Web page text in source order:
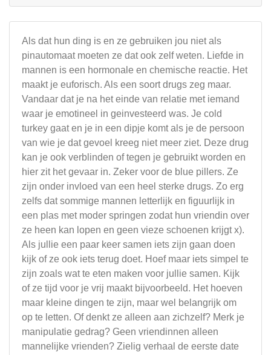
Als dat hun ding is en ze gebruiken jou niet als
pinautomaat moeten ze dat ook zelf weten. Liefde in
mannen is een hormonale en chemische reactie. Het
maakt je euforisch. Als een soort drugs zeg maar.
Vandaar dat je na het einde van relatie met iemand
waar je emotineel in geinvesteerd was. Je cold
turkey gaat en je in een dipje komt als je de persoon
van wie je dat gevoel kreeg niet meer ziet. Deze drug
kan je ook verblinden of tegen je gebruikt worden en
hier zit het gevaar in. Zeker voor de blue pillers. Ze
zijn onder invloed van een heel sterke drugs. Zo erg
zelfs dat sommige mannen letterlijk en figuurlijk in
een plas met moder springen zodat hun vriendin over
ze heen kan lopen en geen vieze schoenen krijgt x).
Als jullie een paar keer samen iets zijn gaan doen
kijk of ze ook iets terug doet. Hoef maar iets simpel te
zijn zoals wat te eten maken voor jullie samen. Kijk
of ze tijd voor je vrij maakt bijvoorbeeld. Het hoeven
maar kleine dingen te zijn, maar wel belangrijk om
op te letten. Of denkt ze alleen aan zichzelf? Merk je
manipulatie gedrag? Geen vriendinnen alleen
mannelijke vrienden? Zielig verhaal de eerste date